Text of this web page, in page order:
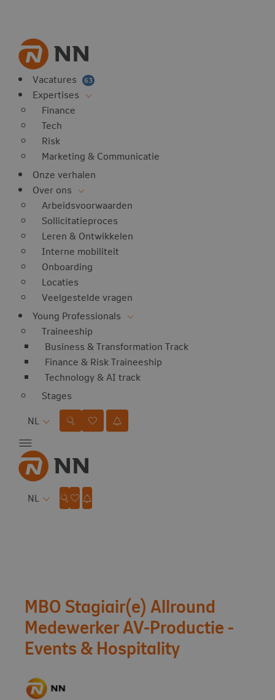
Vacatures 63
Expertises
Finance
Tech
Risk
Marketing & Communicatie
Onze verhalen
Over ons
Arbeidsvoorwaarden
Sollicitatieproces
Leren & Ontwikkelen
Interne mobiliteit
Onboarding
Locaties
Veelgestelde vragen
Young Professionals
Traineeship
Business & Transformation Track
Finance & Risk Traineeship
Technology & AI track
Stages
NL
NL
Vacature:
MBO Stagiair(e) Allround
Medewerker AV-Productie -
Events & Hospitality